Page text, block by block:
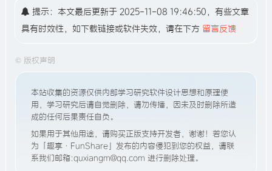
提示：本文最后更新于 2025-11-08 19:46:50，有些文章
具有时效性，如下载链接或软件失效，请在下方 留言反馈
© 版权声明
本站收集的资源仅供内部学习研究软件设计思想和原理使
用，学习研究后请自觉删除，请勿传播，因未及时删除所造
成的任何后果责任自负。
如果用于其他用途，请购买正版支持开发者，谢谢！若您认
为「趣享·FunShare」发布的内容侵犯到您的权益，请联
系我们邮箱:quxiangm@qq.com 进行删除处理。